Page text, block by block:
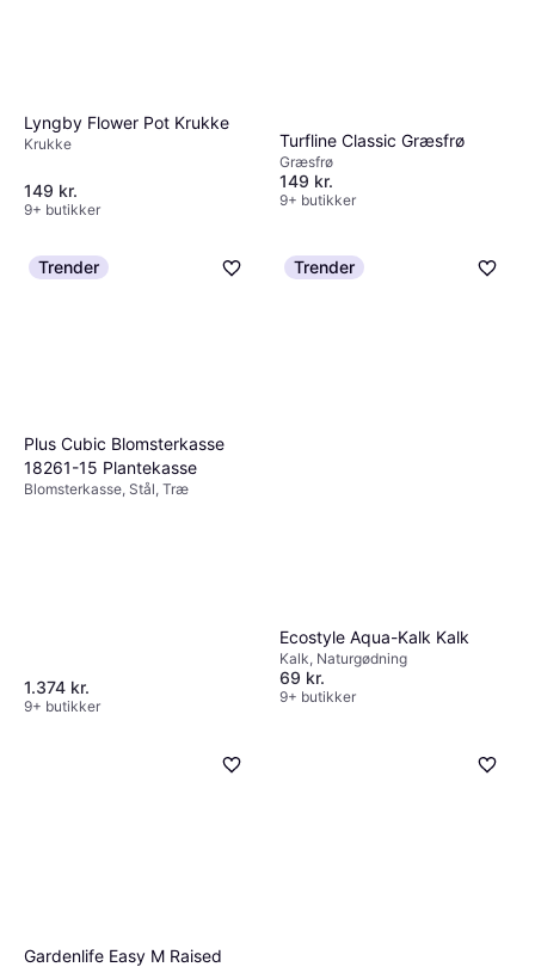
Lyngby Flower Pot Krukke
Krukke
149 kr.
9+ butikker
Turfline Classic Græsfrø
Græsfrø
149 kr.
9+ butikker
Trender
Plus Cubic Blomsterkasse
18261-15 Plantekasse
Blomsterkasse, Stål, Træ
1.374 kr.
9+ butikker
Trender
Ecostyle Aqua-Kalk Kalk
Kalk, Naturgødning
69 kr.
9+ butikker
Gardenlife Easy M Raised